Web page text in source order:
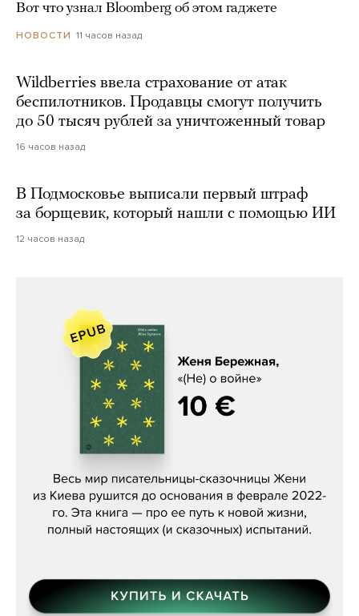
Вот что узнал Bloomberg об этом гаджете
НОВОСТИ 11 часов назад
Wildberries ввела страхование от атак
беспилотников. Продавцы смогут получить
до 50 тысяч рублей за уничтоженный товар
16 часов назад
В Подмосковье выписали первый штраф
за борщевик, который нашли с помощью ИИ
12 часов назад
Женя Бережная, «(Не) о войне»